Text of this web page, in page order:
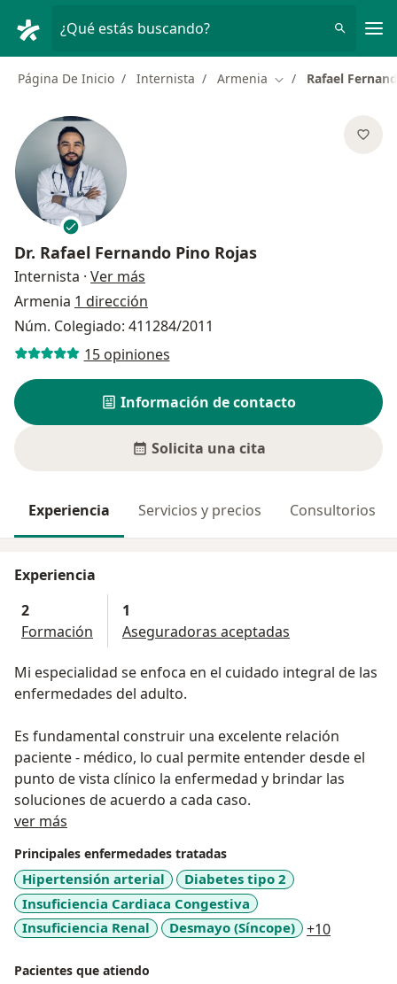
¿Qué estás buscando?
Página De Inicio Internista Armenia Cambiar de ciudad
Rafael
Dr. Rafael Fernando Pino Rojas
Internista · Ver más
Armenia 1 dirección
Núm. Colegiado: 411284/2011
15 opiniones
Información de contacto
Solicita una cita
Experiencia Servicios y precios Consultorios
Experiencia
2
Formación
1
Aseguradoras aceptadas
Mi especialidad se enfoca en el cuidado integral de las
enfermedades del adulto.
Es fundamental construir una excelente relación
paciente - médico, lo cual permite entender desde el
punto de vista clínico la enfermedad y brindar las
soluciones de acuerdo a cada caso.
ver más
Principales enfermedades tratadas
Hipertensión arterial
Diabetes tipo 2
Insuficiencia Cardiaca Congestiva
Insuficiencia Renal
Desmayo (Síncope) +10
Pacientes que atiendo